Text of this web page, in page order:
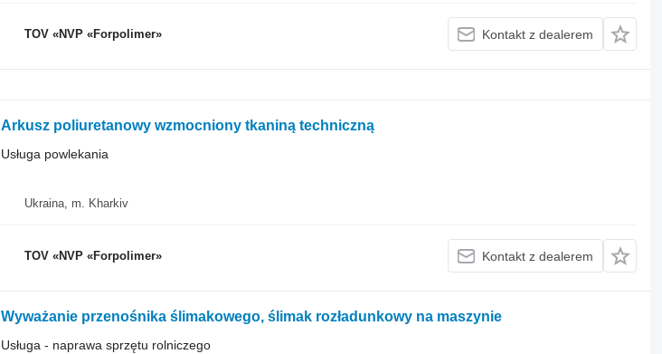
TOV «NVP «Forpolimer» Kontakt z dealerem
Arkusz poliuretanowy wzmocniony tkaniną techniczną
Usługa powlekania
Ukraina, m. Kharkiv
TOV «NVP «Forpolimer» Kontakt z dealerem
Wyważanie przenośnika ślimakowego, ślimak rozładunkowy na maszynie
Usługa - naprawa sprzętu rolniczego